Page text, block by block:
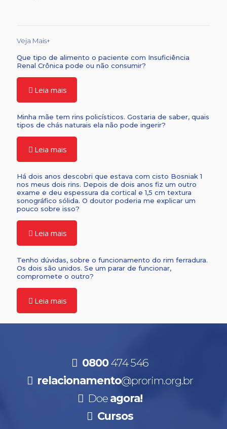
Veja Mais+
Que tipo de alimento o paciente com Insuficiência
Renal Crônica pode ou não consumir?
Leia mais
Minha mãe tem rins policísticos. Gostaria de saber, quais
tipos de chás naturais ela não pode ingerir?
Leia mais
Há dois anos descobri que estava com cisto Bosniak 1
nos meus dois rins. Depois de dois anos fiz um outro
exame e deu espessura da cortical e 1,5 cm textura
sonográfico sólida. O doutor poderia me explicar um
pouco sobre isso?
Leia mais
Tenho dúvidas, sobre o funcionamento do rim ferradura.
Os dois são unidos. Se um parar de funcionar,
compromete o outro?
Leia mais
0800474 546
relacionamento@prorim.org.br
Doe agora!
Cursos